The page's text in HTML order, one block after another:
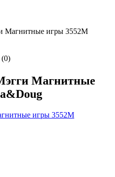
Магнитные игры 3552M
(0)
Магнитные